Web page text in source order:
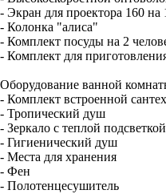
- Экран для проектора 160 на
- Колонка "алиса"
- Комплект посуды на 2
- Комплект для
Оборудование ванной
- Комплект встроенной
- Тропический душ
- Зеркало с теплой подсветкой
- Гигиенический душ
- Места для хранения
- Фен
- Полотенцесушитель